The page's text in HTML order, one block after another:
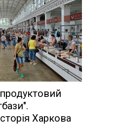
Харкова